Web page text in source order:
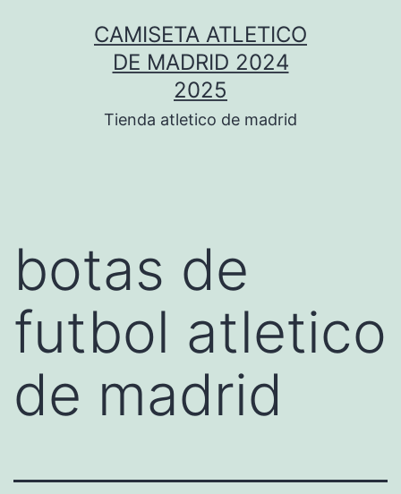
CAMISETA ATLETICO
DE MADRID 2024
2025
Tienda atletico de madrid
botas de
futbol atletico
de madrid